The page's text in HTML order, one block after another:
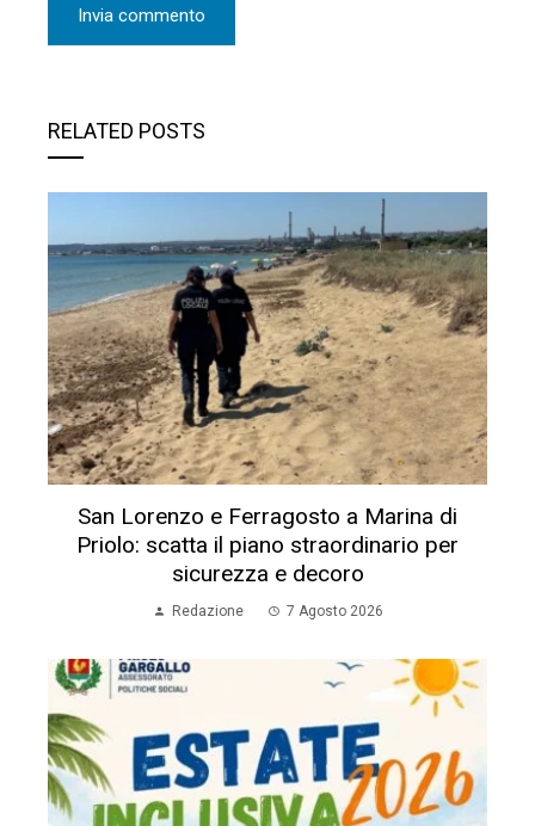
RELATED POSTS
San Lorenzo e Ferragosto a Marina di
Priolo: scatta il piano straordinario per
sicurezza e decoro
Redazione 7 Agosto 2026